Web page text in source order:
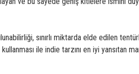
sınırlı miktarda elde edilen
ile indie tarzını en iyi yansıtan